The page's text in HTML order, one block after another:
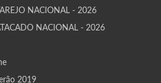
NACIONAL - 2026
NACIONAL - 2026
2019